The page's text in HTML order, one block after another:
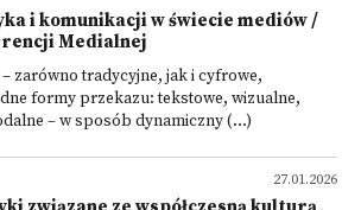
i komunikacji w świecie mediów /
Medialnej
– zarówno tradycyjne, jak i cyfrowe,
formy przekazu: tekstowe, wizualne,
– w sposób dynamiczny (...)
27.01.2026